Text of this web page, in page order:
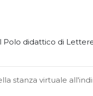
Polo didattico di
stanza virtuale